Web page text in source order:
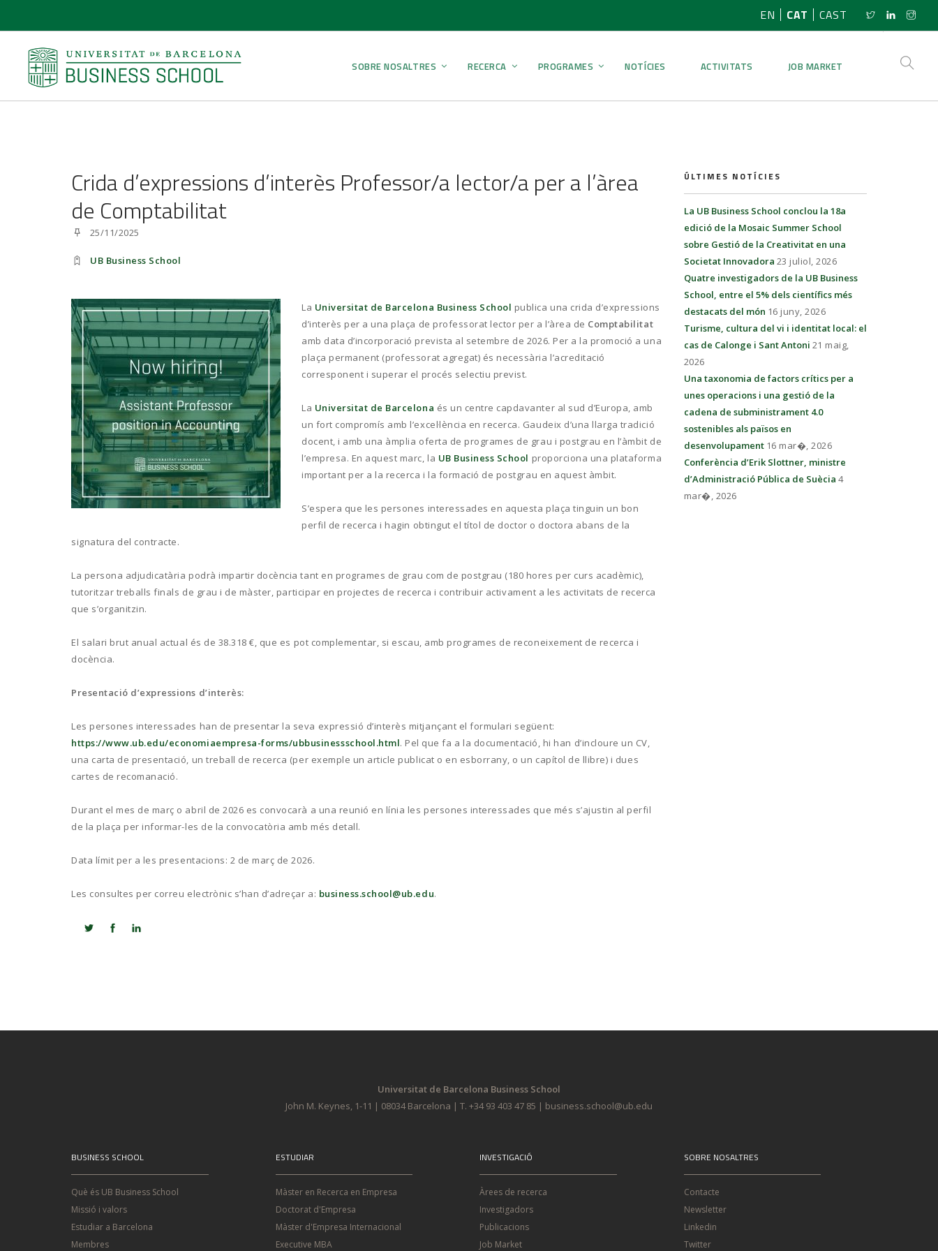
EN CAT CAST
SOBRE NOSALTRES RECERCA PROGRAMES NOTÍCIES ACTIVITATS JOB MARKET
Crida d’expressions d’interès Professor/a lector/a per a l’àrea
de Comptabilitat
25/11/2025
UB Business School
La Universitat de Barcelona Business School publica una crida d’expressions
d’interès per a una plaça de professorat lector per a l’àrea de Comptabilitat
amb data d’incorporació prevista al setembre de 2026. Per a la promoció a una
plaça permanent (professorat agregat) és necessària l’acreditació
corresponent i superar el procés selectiu previst.
La Universitat de Barcelona és un centre capdavanter al sud d’Europa, amb
un fort compromís amb l’excel·lència en recerca. Gaudeix d’una llarga tradició
docent, i amb una àmplia oferta de programes de grau i postgrau en l’àmbit de
l’empresa. En aquest marc, la UB Business School proporciona una plataforma
important per a la recerca i la formació de postgrau en aquest àmbit.
S’espera que les persones interessades en aquesta plaça tinguin un bon
perfil de recerca i hagin obtingut el títol de doctor o doctora abans de la
signatura del contracte.
La persona adjudicatària podrà impartir docència tant en programes de grau com de postgrau (180 hores per curs acadèmic),
tutoritzar treballs finals de grau i de màster, participar en projectes de recerca i contribuir activament a les activitats de recerca
que s’organitzin.
El salari brut anual actual és de 38.318 €, que es pot complementar, si escau, amb programes de reconeixement de recerca i
docència.
Presentació d’expressions d’interès:
Les persones interessades han de presentar la seva expressió d’interès mitjançant el formulari següent:
https://www.ub.edu/economiaempresa-forms/ubbusinessschool.html. Pel que fa a la documentació, hi han d’incloure un CV,
una carta de presentació, un treball de recerca (per exemple un article publicat o en esborrany, o un capítol de llibre) i dues
cartes de recomanació.
Durant el mes de març o abril de 2026 es convocarà a una reunió en línia les persones interessades que més s’ajustin al perfil
de la plaça per informar-les de la convocatòria amb més detall.
Data límit per a les presentacions: 2 de març de 2026.
Les consultes per correu electrònic s’han d’adreçar a: business.school@ub.edu.
ÚLTIMES NOTÍCIES
La UB Business School conclou la 18a
edició de la Mosaic Summer School
sobre Gestió de la Creativitat en una
Societat Innovadora 23 juliol, 2026
Quatre investigadors de la UB Business
School, entre el 5% dels científics més
destacats del món 16 juny, 2026
Turisme, cultura del vi i identitat local: el
cas de Calonge i Sant Antoni 21 maig,
2026
Una taxonomia de factors crítics per a
unes operacions i una gestió de la
cadena de subministrament 4.0
sostenibles als països en
desenvolupament 16 mar�, 2026
Conferència d’Erik Slottner, ministre
d’Administració Pública de Suècia 4
mar�, 2026
Universitat de Barcelona Business School
John M. Keynes, 1-11 | 08034 Barcelona | T. +34 93 403 47 85 | business.school@ub.edu
BUSINESS SCHOOL
Què és UB Business School
Missió i valors
Estudiar a Barcelona
Membres
ESTUDIAR
Màster en Recerca en Empresa
Doctorat d'Empresa
Màster d'Empresa Internacional
Executive MBA
INVESTIGACIÓ
Àrees de recerca
Investigadors
Publicacions
Job Market
SOBRE NOSALTRES
Contacte
Newsletter
Linkedin
Twitter